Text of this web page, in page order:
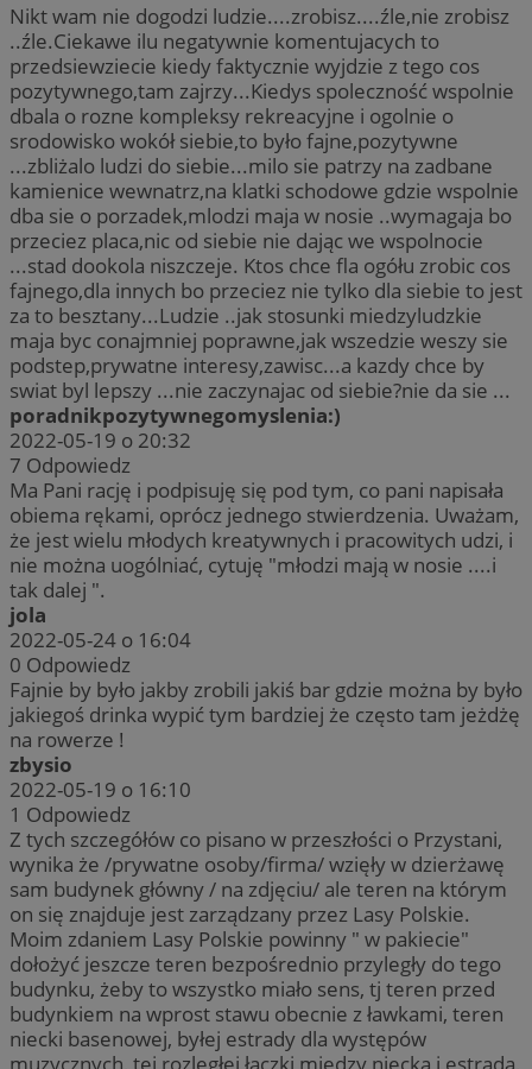
Nikt wam nie dogodzi ludzie....zrobisz....źle,nie zrobisz
..źle.Ciekawe ilu negatywnie komentujacych to
przedsiewziecie kiedy faktycznie wyjdzie z tego cos
pozytywnego,tam zajrzy...Kiedys spoleczność wspolnie
dbala o rozne kompleksy rekreacyjne i ogolnie o
srodowisko wokół siebie,to było fajne,pozytywne
...zbliżalo ludzi do siebie...milo sie patrzy na zadbane
kamienice wewnatrz,na klatki schodowe gdzie wspolnie
dba sie o porzadek,mlodzi maja w nosie ..wymagaja bo
przeciez placa,nic od siebie nie dając we wspolnocie
...stad dookola niszczeje. Ktos chce fla ogółu zrobic cos
fajnego,dla innych bo przeciez nie tylko dla siebie to jest
za to besztany...Ludzie ..jak stosunki miedzyludzkie
maja byc conajmniej poprawne,jak wszedzie weszy sie
podstep,prywatne interesy,zawisc...a kazdy chce by
swiat byl lepszy ...nie zaczynajac od siebie?nie da sie ...
poradnikpozytywnegomyslenia:)
2022-05-19 o 20:32
7 Odpowiedz
Ma Pani rację i podpisuję się pod tym, co pani napisała
obiema rękami, oprócz jednego stwierdzenia. Uważam,
że jest wielu młodych kreatywnych i pracowitych udzi, i
nie można uogólniać, cytuję "młodzi mają w nosie ....i
tak dalej ".
jola
2022-05-24 o 16:04
0 Odpowiedz
Fajnie by było jakby zrobili jakiś bar gdzie można by było
jakiegoś drinka wypić tym bardziej że często tam jeżdżę
na rowerze !
zbysio
2022-05-19 o 16:10
1 Odpowiedz
Z tych szczegółów co pisano w przeszłości o Przystani,
wynika że /prywatne osoby/firma/ wzięły w dzierżawę
sam budynek główny / na zdjęciu/ ale teren na którym
on się znajduje jest zarządzany przez Lasy Polskie.
Moim zdaniem Lasy Polskie powinny " w pakiecie"
dołożyć jeszcze teren bezpośrednio przyległy do tego
budynku, żeby to wszystko miało sens, tj teren przed
budynkiem na wprost stawu obecnie z ławkami, teren
niecki basenowej, byłej estrady dla występów
muzycznych, tej rozległej łączki między niecką i estradą,